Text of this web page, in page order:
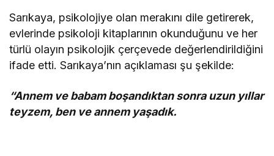
Sarıkaya, psikolojiye olan merakını dile getirerek,
evlerinde psikoloji kitaplarının okunduğunu ve her
türlü olayın psikolojik çerçevede değerlendirildiğini
ifade etti. Sarıkaya’nın açıklaması şu şekilde:
“Annem ve babam boşandıktan sonra uzun yıllar
teyzem, ben ve annem yaşadık.